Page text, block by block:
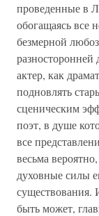
проведенные в
обогащаясь все
безмерной
разносторонней
актер, как
подновлять
сценическим
поэт, в душе
все
весьма
духовные силы
существования.
быть может,